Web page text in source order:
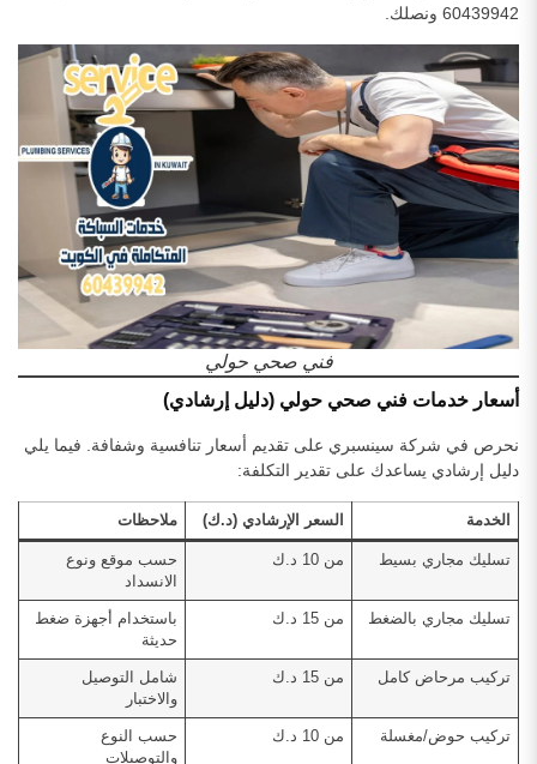
60439942 ونصلك.
فني صحي حولي
أسعار خدمات فني صحي حولي (دليل إرشادي)
نحرص في شركة سينسبري على تقديم أسعار تنافسية وشفافة. فيما يلي
دليل إرشادي يساعدك على تقدير التكلفة:
الخدمة السعر الإرشادي (د.ك) ملاحظات
تسليك مجاري بسيط من 10 د.ك
حسب موقع ونوع
الانسداد
تسليك مجاري بالضغط من 15 د.ك
باستخدام أجهزة ضغط
حديثة
تركيب مرحاض كامل من 15 د.ك
شامل التوصيل
والاختبار
تركيب حوض/مغسلة من 10 د.ك
حسب النوع
والتوصيلات